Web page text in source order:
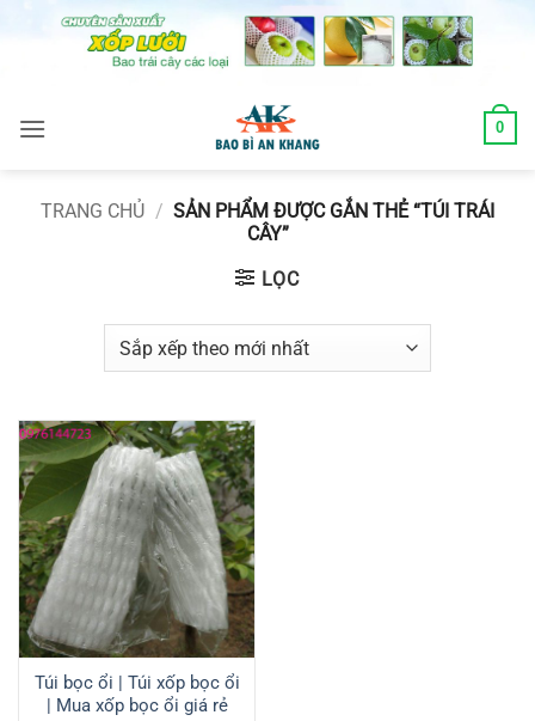
0
TRANG CHỦ / SẢN PHẨM ĐƯỢC GẮN THẺ “TÚI TRÁI
CÂY”
LỌC
Túi bọc ổi | Túi xốp bọc ổi
| Mua xốp bọc ổi giá rẻ